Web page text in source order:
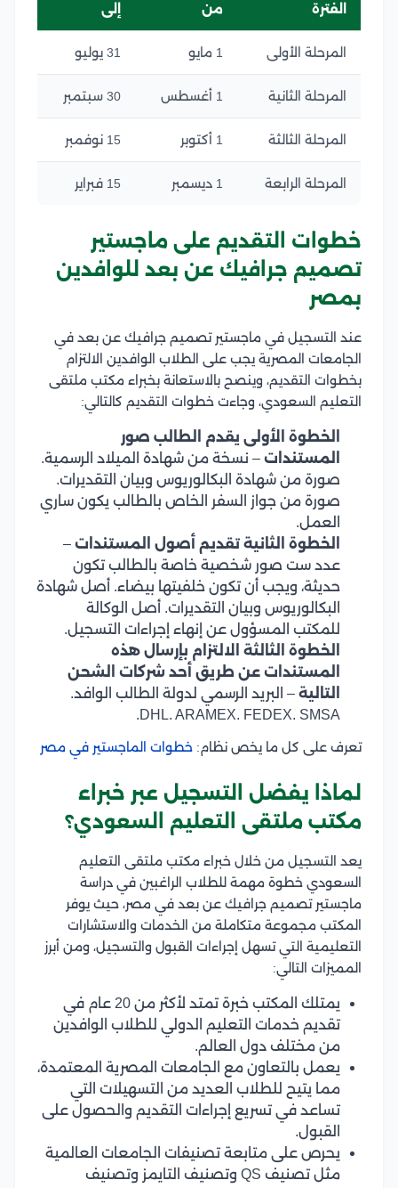
الفترة من إلى
المرحلة الأولى 1 مايو 31 يوليو
المرحلة الثانية 1 أغسطس 30 سبتمبر
المرحلة الثالثة 1 أكتوبر 15 نوفمبر
المرحلة الرابعة 1 ديسمبر 15 فبراير
خطوات التقديم على ماجستير
تصميم جرافيك عن بعد للوافدين
بمصر
عند التسجيل في ماجستير تصميم جرافيك عن بعد في
الجامعات المصرية يجب على الطلاب الوافدين الالتزام
بخطوات التقديم، وينصح بالاستعانة بخبراء مكتب ملتقى
التعليم السعودي، وجاءت خطوات التقديم كالتالي:
الخطوة الأولى يقدم الطالب صور
المستندات – نسخة من شهادة الميلاد الرسمية.
صورة من شهادة البكالوريوس وبيان التقديرات.
صورة من جواز السفر الخاص بالطالب يكون ساري
العمل.
الخطوة الثانية تقديم أصول المستندات –
عدد ست صور شخصية خاصة بالطالب تكون
حديثة، ويجب أن تكون خلفيتها بيضاء. أصل شهادة
البكالوريوس وبيان التقديرات. أصل الوكالة
للمكتب المسؤول عن إنهاء إجراءات التسجيل.
الخطوة الثالثة الالتزام بإرسال هذه
المستندات عن طريق أحد شركات الشحن
التالية – البريد الرسمي لدولة الطالب الوافد.
DHL. ARAMEX. FEDEX. SMSA.
تعرف على كل ما يخص نظام: خطوات الماجستير في مصر
لماذا يفضل التسجيل عبر خبراء
مكتب ملتقى التعليم السعودي؟
يعد التسجيل من خلال خبراء مكتب ملتقى التعليم
السعودي خطوة مهمة للطلاب الراغبين في دراسة
ماجستير تصميم جرافيك عن بعد في مصر، حيث يوفر
المكتب مجموعة متكاملة من الخدمات والاستشارات
التعليمية التي تسهل إجراءات القبول والتسجيل، ومن أبرز
المميزات التالي:
يمتلك المكتب خبرة تمتد لأكثر من 20 عام في
تقديم خدمات التعليم الدولي للطلاب الوافدين
من مختلف دول العالم.
يعمل بالتعاون مع الجامعات المصرية المعتمدة،
مما يتيح للطلاب العديد من التسهيلات التي
تساعد في تسريع إجراءات التقديم والحصول على
القبول.
يحرص على متابعة تصنيفات الجامعات العالمية
مثل تصنيف QS وتصنيف التايمز وتصنيف